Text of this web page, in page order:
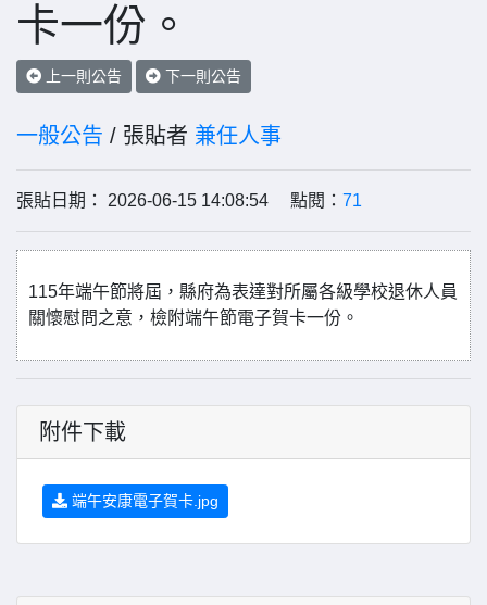
卡一份。
上一則公告 下一則公告
一般公告 / 張貼者 兼任人事
張貼日期： 2026-06-15 14:08:54 點閱： 71
115年端午節將屆，縣府為表達對所屬各級學校退休人員
關懷慰問之意，檢附端午節電子賀卡一份。
附件下載
端午安康電子賀卡.jpg